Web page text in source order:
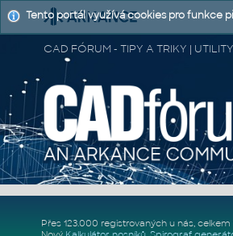
CAD FÓRUM - TIPY A TRIKY |
Přes 123.000 registrovaných u nás, celkem
Tento portál využívá cookies pro funkce